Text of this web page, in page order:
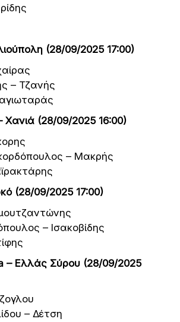
(28/09/2025 17:00)
– Τζανής
Χανιά (28/09/2025 16:00)
– Μακρής
(28/09/2025 17:00)
– Ισακοβίδης
– Ελλάς Σύρου (28/09/2025
– Δέτση